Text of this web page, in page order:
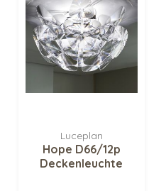
Luceplan
Hope D66/12p
Deckenleuchte